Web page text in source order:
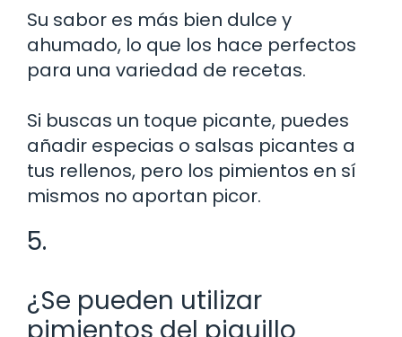
Su sabor es más bien dulce y
ahumado, lo que los hace perfectos
para una variedad de recetas.
Si buscas un toque picante, puedes
añadir especias o salsas picantes a
tus rellenos, pero los pimientos en sí
mismos no aportan picor.
5.
¿Se pueden utilizar